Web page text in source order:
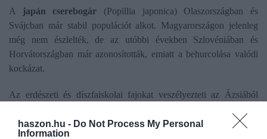
haszon.hu - Do Not Process My Personal
Information
A japán cserebogár (Popillia japonica) Olaszországban és
Svájcban már stabil populációt alkot. Magyarországon jelenleg
még nem észlelték, de az utóbbi években Szlovéniában és
Horvátországban már azonosították, emiatt a behurcolása valódi
kockázat.
Az erdészeti és díszfaiskolai fajokat veszélyezteti az Ázsiából
campestris), amely az elmúlt évtizedekben több európai országban